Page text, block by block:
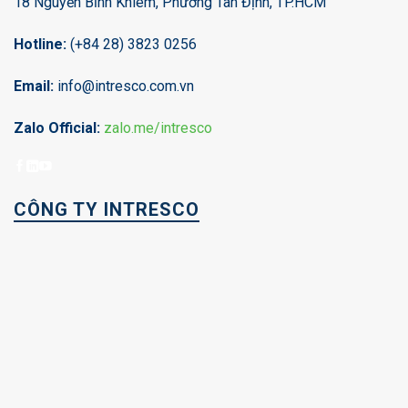
Hotline: (+84 28) 3823 0256
Email: info@intresco.com.vn
Zalo Official: zalo.me/intresco
CÔNG TY INTRESCO